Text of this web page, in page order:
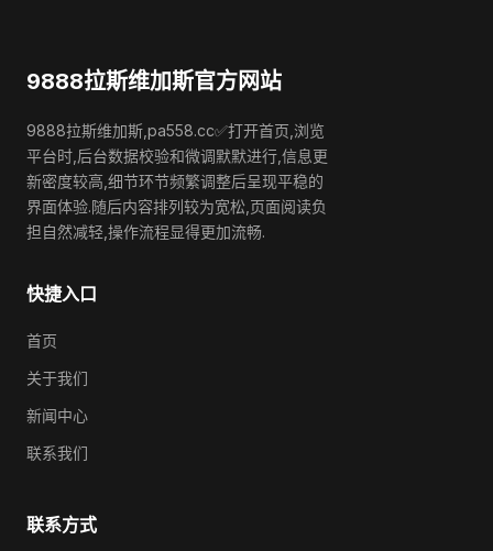
9888拉斯维加斯官方网站
9888拉斯维加斯,pa558.cc✅打开首页,浏览
平台时,后台数据校验和微调默默进行,信息更
新密度较高,细节环节频繁调整后呈现平稳的
界面体验.随后内容排列较为宽松,页面阅读负
担自然减轻,操作流程显得更加流畅.
快捷入口
首页
关于我们
新闻中心
联系我们
联系方式